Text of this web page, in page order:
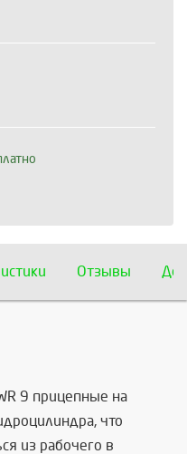
Отзывы
9 прицепные на
что
из рабочего в